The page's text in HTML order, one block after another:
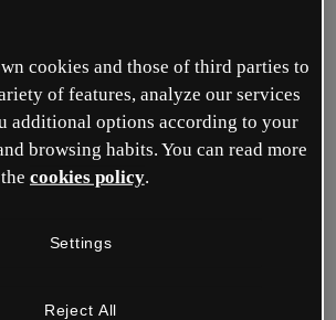
kostenloses Konto!
deine Rolle am besten?
cookies and those of third parties to
of features, analyze our services
additional options according to your
browsing habits. You can read more
cookies policy.
Settings
Reject All